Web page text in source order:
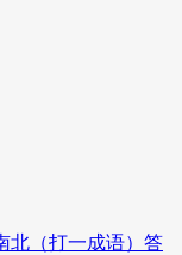
北（打一成语）答